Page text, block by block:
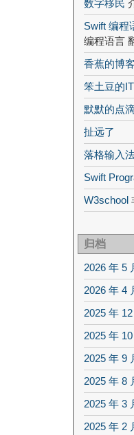
数字移民
Swift 编程
编程语言
香蕉的博客
笨土豆的
默默的点
扯远了
落格输入
Swift
W3school
归档
2026 年 5
2026 年 4
2025 年 12
2025 年 10
2025 年 9
2025 年 8
2025 年 3
2025 年 2